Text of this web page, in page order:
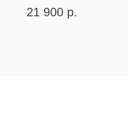
21 900 р.